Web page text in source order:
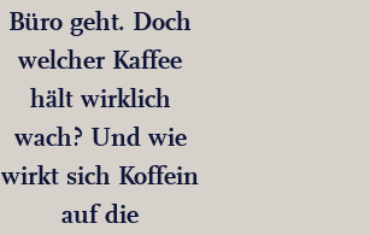
Büro geht. Doch
welcher Kaffee
hält wirklich
wach? Und wie
wirkt sich Koffein
auf die